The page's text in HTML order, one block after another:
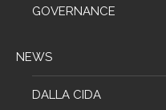
GOVERNANCE
NEWS
DALLA CIDA